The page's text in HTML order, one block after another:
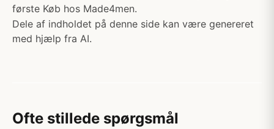
første Køb hos Made4men.
Dele af indholdet på denne side kan være genereret
med hjælp fra AI.
Ofte stillede spørgsmål